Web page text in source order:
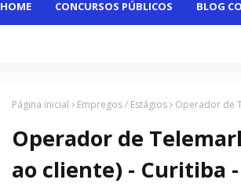
HOME CONCURSOS PÚBLICOS BLOG
Página inicial Empregos / Estágios Operador de
Operador de
ao cliente) - Curitiba -